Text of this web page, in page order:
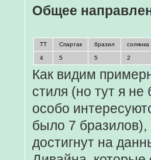
Общее
ТТ Спартак бразил солянка
4 5 5 2
Как видим
стиля (но тут я
особо
было 7 бразилов),
достигнут на